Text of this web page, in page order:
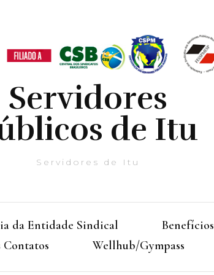
Servidores
de Itu
Servidores de Itu
da Entidade Sindical Benefícios
Contatos Wellhub/Gympass